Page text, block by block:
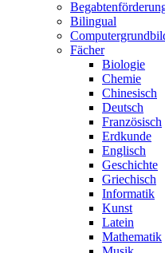
Bilingual
Fächer
Biologie
Chemie
Chinesisch
Deutsch
Französisch
Erdkunde
Englisch
Geschichte
Griechisch
Informatik
Kunst
Latein
Mathematik